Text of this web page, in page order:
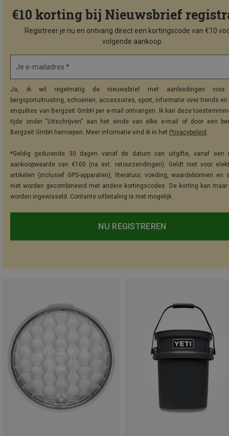
€10 korting bij Nieuwsbrief
Registreer je nu en ontvang direct een kortingscode van €10
volgende aankoop.
Je e-mailadres *
Ja, ik wil regelmatig de nieuwsbrief met aanbiedingen voor
bergsportuitrusting, schoenen, accessoires, sport, informatie over trends
enquêtes van Bergzeit GmbH per e-mail ontvangen. Ik kan deze
tijde onder "Uitschrijven" aan het einde van elke e-mail of door een
Bergzeit GmbH herroepen. Meer informatie vind ik in het Privacybeleid .
*Geldig gedurende 30 dagen vanaf de datum van uitgifte, vanaf een
aankoopwaarde van €100 (na evt. retourzendingen). Geldt niet voor
artikelen (inclusief GPS-apparaten), literatuur, voeding, waardebonnen en
niet worden gecombineerd met andere kortingscodes. De korting kan maar
worden ingewisseld. Contante uitbetaling is niet mogelijk.
NU REGISTREREN